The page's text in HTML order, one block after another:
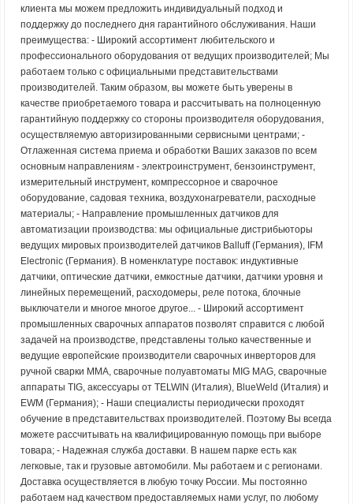
клиента мы можем предложить индивидуальный подход и
поддержку до последнего дня гарантийного обслуживания. Наши
преимущества: - Широкий ассортимент любительского и
профессионального оборудования от ведущих производителей; Мы
работаем только с официальными представительствами
производителей. Таким образом, вы можете быть уверены в
качестве приобретаемого товара и рассчитывать на полноценную
гарантийную поддержку со стороны производителя оборудования,
осуществляемую авторизированными сервисными центрами; -
Отлаженная система приема и обработки Ваших заказов по всем
основным направлениям - электроинструмент, бензоинструмент,
измерительный инструмент, компрессорное и сварочное
оборудование, садовая техника, воздухонагреватели, расходные
материалы; - Направление промышленных датчиков для
автоматизации производства: мы официальные дистрибьюторы
ведущих мировых производителей датчиков Balluff (Германия), IFM
Electronic (Германия). В номенклатуре поставок: индуктивные
датчики, оптические датчики, емкостные датчики, датчики уровня и
линейных перемещений, расходомеры, реле потока, блочные
выключатели и многое многое другое... - Широкий ассортимент
промышленных сварочных аппаратов позволят справится с любой
задачей на производстве, представлены только качественные и
ведущие европейские производители сварочных инверторов для
ручной сварки MMA, сварочные полуавтоматы MIG MAG, сварочные
аппараты TIG, аксессуары от TELWIN (Италия), BlueWeld (Италия) и
EWM (Германия); - Наши специалисты периодически проходят
обучение в представительствах производителей. Поэтому Вы всегда
можете рассчитывать на квалифицированную помощь при выборе
товара; - Надежная служба доставки. В нашем парке есть как
легковые, так и грузовые автомобили. Мы работаем и с регионами.
Доставка осуществляется в любую точку России. Мы постоянно
работаем над качеством предоставляемых нами услуг, по любому